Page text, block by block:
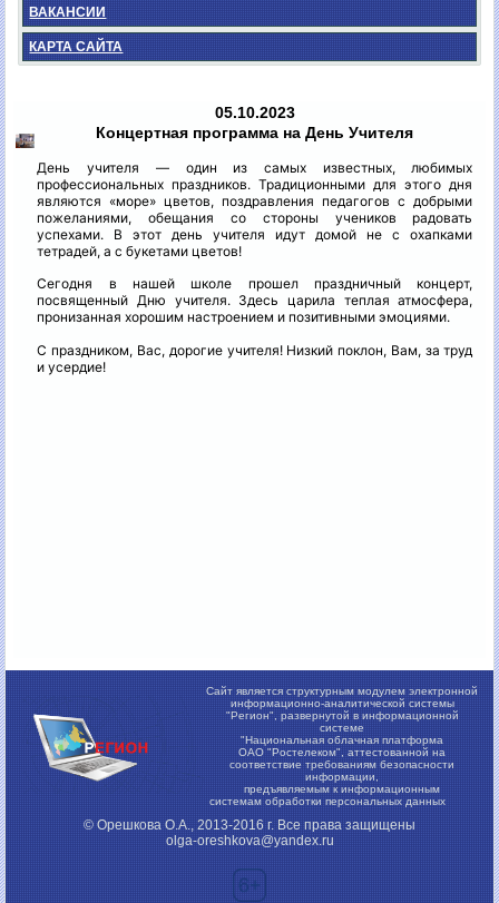
ВАКАНСИИ
КАРТА САЙТА
05.10.2023
Концертная программа на День Учителя
День учителя — один из самых известных, любимых
профессиональных праздников. Традиционными для этого дня
являются «море» цветов, поздравления педагогов с добрыми
пожеланиями, обещания со стороны учеников радовать
успехами. В этот день учителя идут домой не с охапками
тетрадей, а с букетами цветов!
Сегодня в нашей школе прошел праздничный концерт,
посвященный Дню учителя. Здесь царила теплая атмосфера,
пронизанная хорошим настроением и позитивными эмоциями.
С праздником, Вас, дорогие учителя! Низкий поклон, Вам, за труд
и усердие!
Сайт является структурным модулем электронной
информационно-аналитической системы
"Регион",развернутой в информационной
системе
"Национальная облачная платформа
ОАО "Ростелеком", аттестованной на
соответствие требованиям безопасности
информации,
предъявляемым к информационным
системам обработки персональных данных
© Орешкова О.А., 2013-2016 г. Все права защищены
olga-oreshkova@yandex.ru